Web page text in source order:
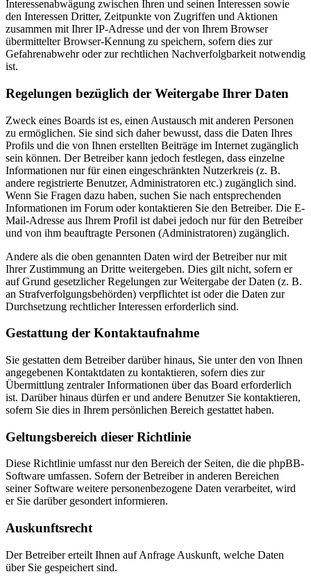
Interessenabwägung zwischen Ihren und seinen Interessen sowie
den Interessen Dritter, Zeitpunkte von Zugriffen und Aktionen
zusammen mit Ihrer IP-Adresse und der von Ihrem Browser
übermittelter Browser-Kennung zu speichern, sofern dies zur
Gefahrenabwehr oder zur rechtlichen Nachverfolgbarkeit notwendig
ist.
Regelungen bezüglich der Weitergabe Ihrer Daten
Zweck eines Boards ist es, einen Austausch mit anderen Personen
zu ermöglichen. Sie sind sich daher bewusst, dass die Daten Ihres
Profils und die von Ihnen erstellten Beiträge im Internet zugänglich
sein können. Der Betreiber kann jedoch festlegen, dass einzelne
Informationen nur für einen eingeschränkten Nutzerkreis (z. B.
andere registrierte Benutzer, Administratoren etc.) zugänglich sind.
Wenn Sie Fragen dazu haben, suchen Sie nach entsprechenden
Informationen im Forum oder kontaktieren Sie den Betreiber. Die E-
Mail-Adresse aus Ihrem Profil ist dabei jedoch nur für den Betreiber
und von ihm beauftragte Personen (Administratoren) zugänglich.
Andere als die oben genannten Daten wird der Betreiber nur mit
Ihrer Zustimmung an Dritte weitergeben. Dies gilt nicht, sofern er
auf Grund gesetzlicher Regelungen zur Weitergabe der Daten (z. B.
an Strafverfolgungsbehörden) verpflichtet ist oder die Daten zur
Durchsetzung rechtlicher Interessen erforderlich sind.
Gestattung der Kontaktaufnahme
Sie gestatten dem Betreiber darüber hinaus, Sie unter den von Ihnen
angegebenen Kontaktdaten zu kontaktieren, sofern dies zur
Übermittlung zentraler Informationen über das Board erforderlich
ist. Darüber hinaus dürfen er und andere Benutzer Sie kontaktieren,
sofern Sie dies in Ihrem persönlichen Bereich gestattet haben.
Geltungsbereich dieser Richtlinie
Diese Richtlinie umfasst nur den Bereich der Seiten, die die phpBB-
Software umfassen. Sofern der Betreiber in anderen Bereichen
seiner Software weitere personenbezogene Daten verarbeitet, wird
er Sie darüber gesondert informieren.
Auskunftsrecht
Der Betreiber erteilt Ihnen auf Anfrage Auskunft, welche Daten
über Sie gespeichert sind.